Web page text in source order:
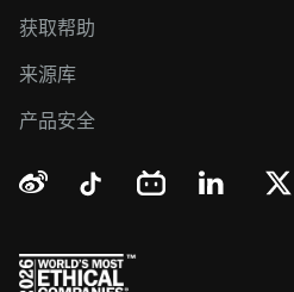
获取帮助
来源库
产品安全